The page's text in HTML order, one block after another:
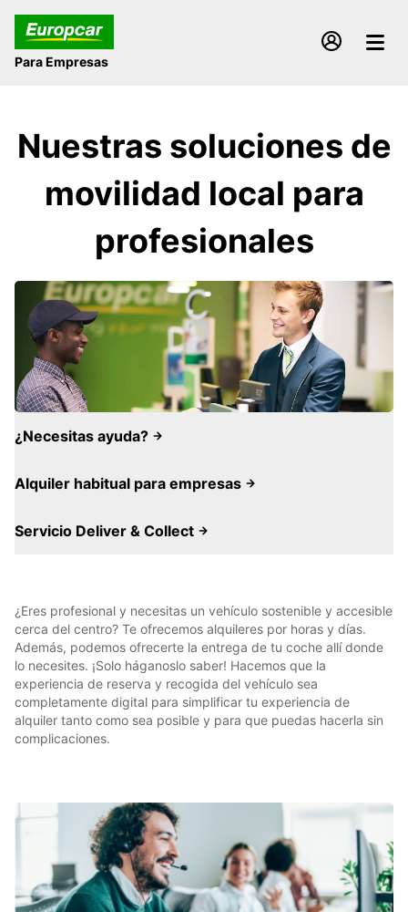
Para Empresas
Nuestras soluciones de
movilidad local para
profesionales
¿Necesitas ayuda?
Alquiler habitual para empresas
Servicio Deliver & Collect
¿Eres profesional y necesitas un vehículo sostenible y accesible
cerca del centro? Te ofrecemos alquileres por horas y días.
Además, podemos ofrecerte la entrega de tu coche allí donde
lo necesites. ¡Solo háganoslo saber! Hacemos que la
experiencia de reserva y recogida del vehículo sea
completamente digital para simplificar tu experiencia de
alquiler tanto como sea posible y para que puedas hacerla sin
complicaciones.